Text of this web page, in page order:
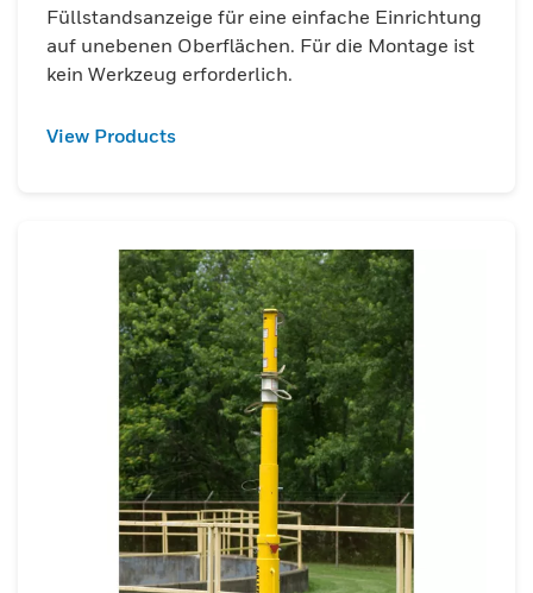
Füllstandsanzeige für eine einfache Einrichtung
auf unebenen Oberflächen. Für die Montage ist
kein Werkzeug erforderlich.
View Products